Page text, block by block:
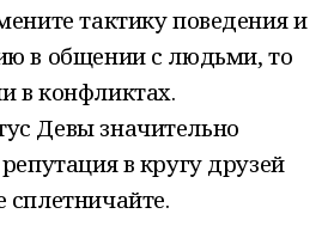
тактику поведения и
в общении с людьми, то
в конфликтах.
Девы значительно
в кругу друзей
сплетничайте.